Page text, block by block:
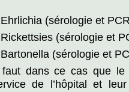
(sérologie et
(sérologie et
(sérologie et
dans ce cas que le
de l’hôpital et